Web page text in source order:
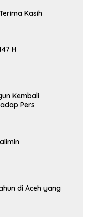
Kasih
H
Kembali
Pers
di Aceh yang